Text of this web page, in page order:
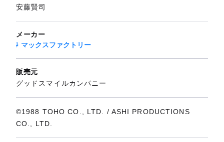
安藤賢司
メーカー
マックスファクトリー
販売元
グッドスマイルカンパニー
©1988 TOHO CO., LTD. / ASHI PRODUCTIONS
CO., LTD.